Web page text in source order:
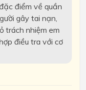
điểm về quần
gây tai nạn,
trách nhiệm em
điều tra với cơ